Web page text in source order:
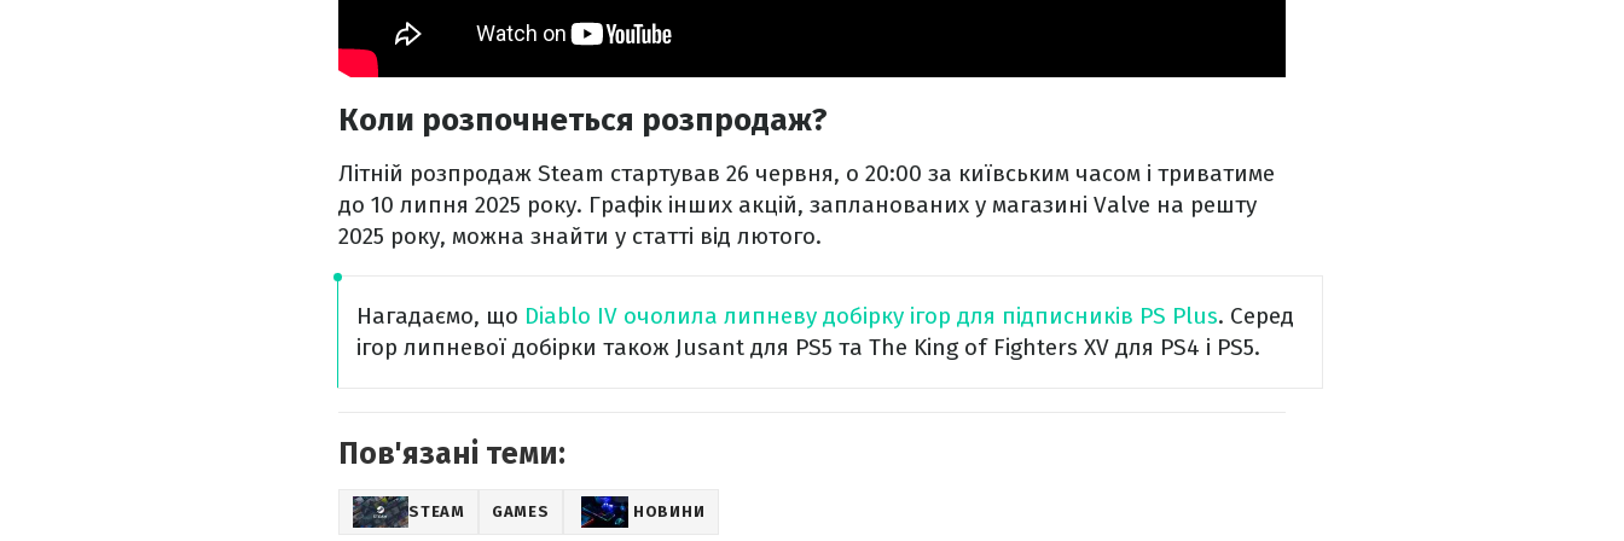
Коли розпочнеться розпродаж?
Літній розпродаж Steam стартував 26 червня, о 20:00 за київським часом і триватиме
до 10 липня 2025 року. Графік інших акцій, запланованих у магазині Valve на решту
2025 року, можна знайти у статті від лютого.
Нагадаємо, що Diablo IV очолила липневу добірку ігор для підписників PS Plus. Серед
ігор липневої добірки також Jusant для PS5 та The King of Fighters XV для PS4 і PS5.
Пов'язані теми:
STEAM GAMES НОВИНИ